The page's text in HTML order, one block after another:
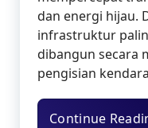
dan energi hijau.
infrastruktur
dibangun secara
pengisian
Continue